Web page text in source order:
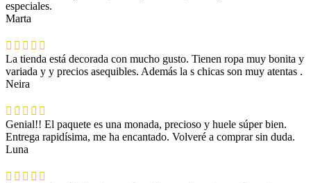
especiales.
Marta
La tienda está decorada con mucho gusto. Tienen ropa muy bonita y
variada y y precios asequibles. Además la s chicas son muy atentas .
Neira
Genial!! El paquete es una monada, precioso y huele súper bien.
Entrega rapidísima, me ha encantado. Volveré a comprar sin duda.
Luna